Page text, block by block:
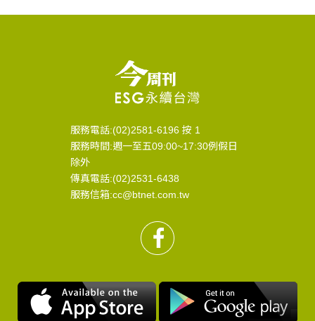
服務電話:(02)2581-6196 按 1
服務時間:週一至五09:00~17:30例假日
除外
傳真電話:(02)2531-6438
服務信箱:cc@btnet.com.tw